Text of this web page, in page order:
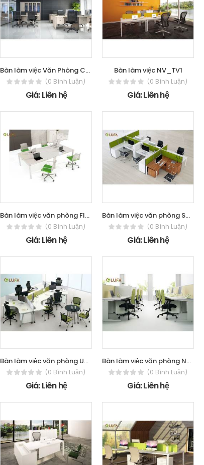
Bàn làm việc Văn Phòng CLS-LF03
(0 Bình Luận)
Giá: Liên hệ
Bàn làm việc NV_TV1
(0 Bình Luận)
Giá: Liên hệ
Bàn làm việc văn phòng Flexible
(0 Bình Luận)
Giá: Liên hệ
Bàn làm việc văn phòng Smart
(0 Bình Luận)
Giá: Liên hệ
Bàn làm việc văn phòng UPlex Series
(0 Bình Luận)
Giá: Liên hệ
Bàn làm việc văn phòng NEXIS 200 Series
(0 Bình Luận)
Giá: Liên hệ